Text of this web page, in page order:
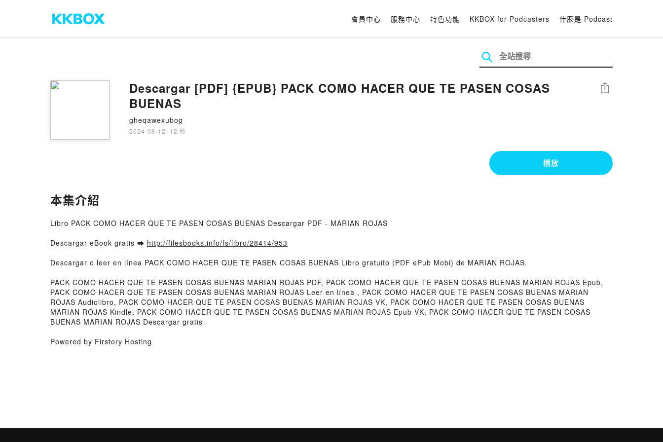
會員中心 服務中心 特色功能 KKBOX for Podcasters 什麼是 Podcast
Descargar [PDF] {EPUB} PACK COMO HACER QUE TE PASEN COSAS
BUENAS
gheqawexubog
2024-08-12 · 12 秒
分享
播放
本集介紹
Libro PACK COMO HACER QUE TE PASEN COSAS BUENAS Descargar PDF - MARIAN ROJAS
Descargar eBook gratis ➡ http://filesbooks.info/fs/libro/28414/953
Descargar o leer en línea PACK COMO HACER QUE TE PASEN COSAS BUENAS Libro gratuito (PDF ePub Mobi) de MARIAN ROJAS.
PACK COMO HACER QUE TE PASEN COSAS BUENAS MARIAN ROJAS PDF, PACK COMO HACER QUE TE PASEN COSAS BUENAS MARIAN ROJAS Epub,
PACK COMO HACER QUE TE PASEN COSAS BUENAS MARIAN ROJAS Leer en línea , PACK COMO HACER QUE TE PASEN COSAS BUENAS MARIAN
ROJAS Audiolibro, PACK COMO HACER QUE TE PASEN COSAS BUENAS MARIAN ROJAS VK, PACK COMO HACER QUE TE PASEN COSAS BUENAS
MARIAN ROJAS Kindle, PACK COMO HACER QUE TE PASEN COSAS BUENAS MARIAN ROJAS Epub VK, PACK COMO HACER QUE TE PASEN COSAS
BUENAS MARIAN ROJAS Descargar gratis
Powered by Firstory Hosting